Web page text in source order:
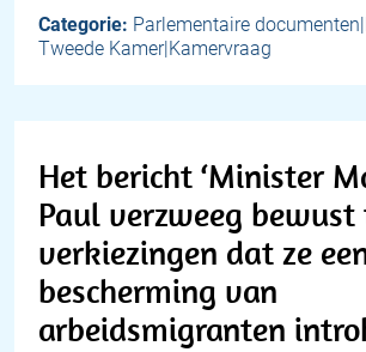
Categorie: Parlementaire
Tweede Kamer|Kamervraag
Het bericht ‘Minister
Paul verzweeg
verkiezingen dat ze
bescherming van
arbeidsmigranten